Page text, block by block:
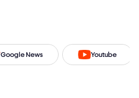
Google News Youtube